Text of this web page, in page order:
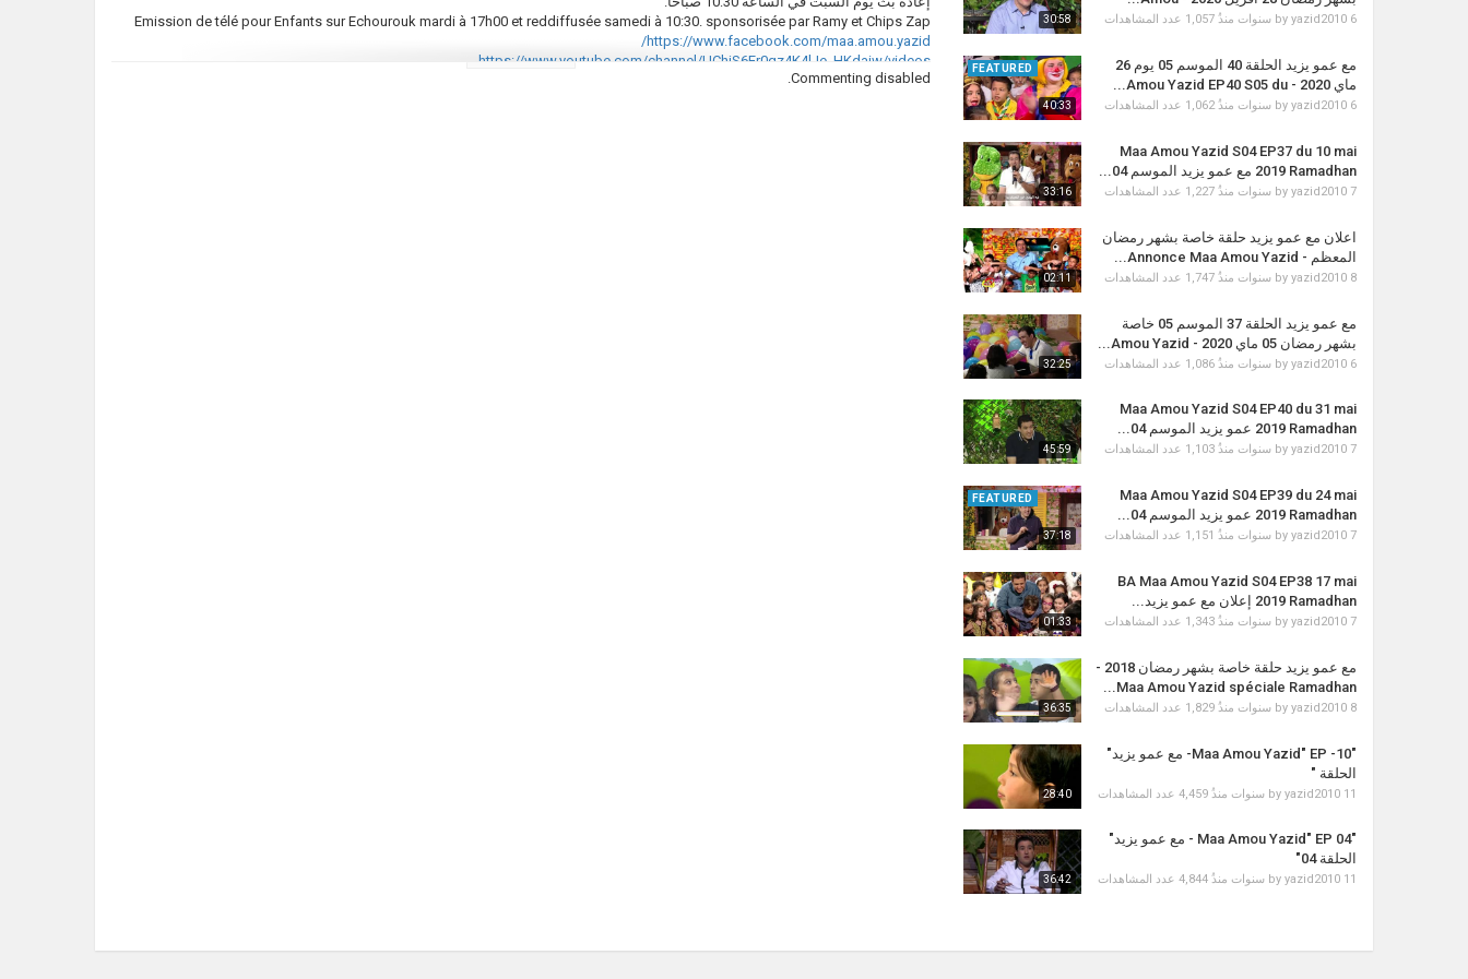
Emission de télé pour Enfants sur Echourouk mardi à 17h00 et reddiffusée samedi à 10:30. sponsorisée par Ramy et Chips Zap
https://www.facebook.com/maa.amou.yazid/
https://www.youtube.com/channel/UChjS6Er0qz4K4lJe_HKdaiw/videos
https://www.youtube.com/channel/UCty_gajGSupAFOL84rJxtyA/videos
Commenting disabled.
30:58 by yazid2010 6 سنوات منذُ 1,057 عدد المشاهدات
40:33
FEATURED
مع عمو يزيد الحلقة 40 الموسم 05 يوم 26
ماي 2020 - Amou Yazid EP40 S05 du...
by yazid2010 6 سنوات منذُ 1,062 عدد المشاهدات
33:16
Maa Amou Yazid S04 EP37 du 10 mai
2019 Ramadhan مع عمو يزيد الموسم 04...
by yazid2010 7 سنوات منذُ 1,227 عدد المشاهدات
02:11
اعلان مع عمو يزيد حلقة خاصة ‏بشهر رمضان
المعظم - Annonce Maa Amou Yazid...
by yazid2010 8 سنوات منذُ 1,747 عدد المشاهدات
32:25
مع عمو يزيد الحلقة 37 الموسم 05 خاصة
بشهر رمضان 05 ماي 2020 - Amou Yazid...
by yazid2010 6 سنوات منذُ 1,086 عدد المشاهدات
45:59
Maa Amou Yazid S04 EP40 du 31 mai
2019 Ramadhan عمو يزيد الموسم 04...
by yazid2010 7 سنوات منذُ 1,103 عدد المشاهدات
37:18
FEATURED
Maa Amou Yazid S04 EP39 du 24 mai
2019 Ramadhan عمو يزيد الموسم 04...
by yazid2010 7 سنوات منذُ 1,151 عدد المشاهدات
01:33
BA Maa Amou Yazid S04 EP38 17 mai
2019 Ramadhan إعلان مع عمو يزيد...
by yazid2010 7 سنوات منذُ 1,343 عدد المشاهدات
36:35
مع عمو يزيد حلقة خاصة ‏بشهر رمضان 2018 -
Maa Amou Yazid spéciale Ramadhan...
by yazid2010 8 سنوات منذُ 1,829 عدد المشاهدات
28:40
"Maa Amou Yazid" EP -10- مع عمو يزيد"
الحلقة "
by yazid2010 11 سنوات منذُ 4,459 عدد المشاهدات
36:42
"Maa Amou Yazid" EP 04 - مع عمو يزيد"
الحلقة 04"
by yazid2010 11 سنوات منذُ 4,844 عدد المشاهدات